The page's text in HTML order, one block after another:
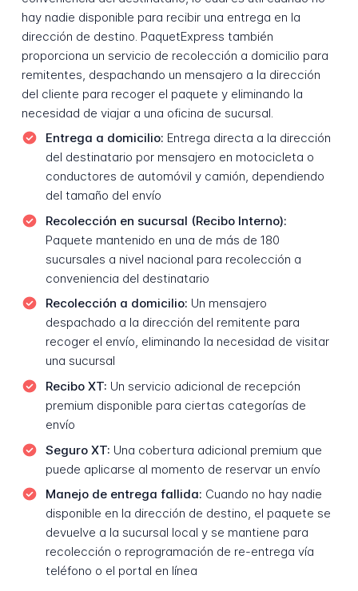
hay nadie disponible para recibir una entrega en la
dirección de destino. PaquetExpress también
proporciona un servicio de recolección a domicilio para
remitentes, despachando un mensajero a la dirección
del cliente para recoger el paquete y eliminando la
necesidad de viajar a una oficina de sucursal.
Entrega a domicilio: Entrega directa a la dirección
del destinatario por mensajero en motocicleta o
conductores de automóvil y camión, dependiendo
del tamaño del envío
Recolección en sucursal (Recibo Interno):
Paquete mantenido en una de más de 180
sucursales a nivel nacional para recolección a
conveniencia del destinatario
Recolección a domicilio: Un mensajero
despachado a la dirección del remitente para
recoger el envío, eliminando la necesidad de visitar
una sucursal
Recibo XT: Un servicio adicional de recepción
premium disponible para ciertas categorías de
envío
Seguro XT: Una cobertura adicional premium que
puede aplicarse al momento de reservar un envío
Manejo de entrega fallida: Cuando no hay nadie
disponible en la dirección de destino, el paquete se
devuelve a la sucursal local y se mantiene para
recolección o reprogramación de re-entrega vía
teléfono o el portal en línea